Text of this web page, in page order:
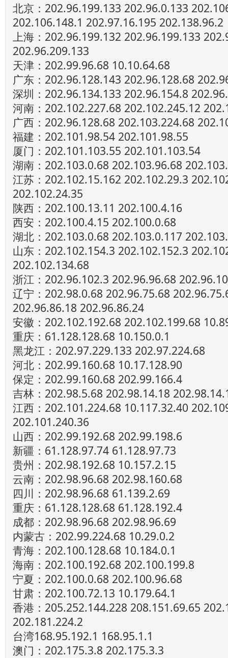
北京：202.96.199.133 202.96.0.133
202.106.148.1 202.97.16.195 202.138.96.2
上海：202.96.199.132 202.96.199.133
202.96.209.133
天津：202.99.96.68 10.10.64.68
广东：202.96.128.143 202.96.128.68
深圳：202.96.134.133 202.96.154.8
河南：202.102.227.68 202.102.245.12
广西：202.96.128.68 202.103.224.68
福建：202.101.98.54 202.101.98.55
厦门：202.101.103.55 202.101.103.54
湖南：202.103.0.68 202.103.96.68
江苏：202.102.15.162 202.102.29.3
202.102.24.35
陕西：202.100.13.11 202.100.4.16
西安：202.100.4.15 202.100.0.68
湖北：202.103.0.68 202.103.0.117
山东：202.102.154.3 202.102.152.3
202.102.134.68
浙江：202.96.102.3 202.96.96.68
辽宁：202.98.0.68 202.96.75.68
202.96.86.18 202.96.86.24
安徽：202.102.192.68 202.102.199.68
重庆：61.128.128.68 10.150.0.1
黑龙江：202.97.229.133 202.97.224.68
河北：202.99.160.68 10.17.128.90
保定：202.99.160.68 202.99.166.4
吉林：202.98.5.68 202.98.14.18
江西：202.101.224.68 10.117.32.40
202.101.240.36
山西：202.99.192.68 202.99.198.6
新疆：61.128.97.74 61.128.97.73
贵州：202.98.192.68 10.157.2.15
云南：202.98.96.68 202.98.160.68
四川：202.98.96.68 61.139.2.69
重庆：61.128.128.68 61.128.192.4
成都：202.98.96.68 202.98.96.69
内蒙古：202.99.224.68 10.29.0.2
青海：202.100.128.68 10.184.0.1
海南：202.100.192.68 202.100.199.8
宁夏：202.100.0.68 202.100.96.68
甘肃：202.100.72.13 10.179.64.1
香港：205.252.144.228 208.151.69.65
202.181.224.2
台湾168.95.192.1 168.95.1.1
澳门：202.175.3.8 202.175.3.3